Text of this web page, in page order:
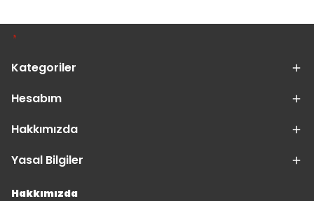
Kategoriler
Hesabım
Hakkımızda
Yasal Bilgiler
Hakkımızda